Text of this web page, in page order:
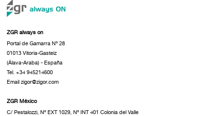
ZGR always on
Portal de Gamarra Nº 28
01013 Vitoria-Gasteiz
(Álava-Araba) - España
Tel. +34 945214600
Email zigor@zigor.com
ZGR México
C/ Pestalozzi, Nº EXT 1029, Nº INT 401 Colonia del Valle